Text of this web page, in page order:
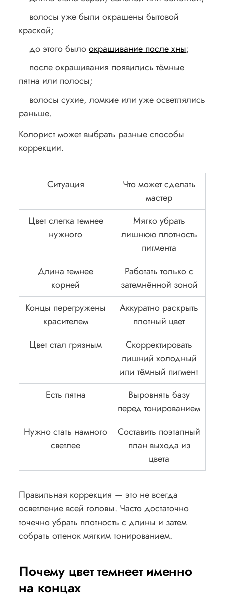
волосы уже были окрашены бытовой
краской;
до этого былоокрашивание после хны;
после окрашивания появились тёмные
пятна или полосы;
волосы сухие, ломкие или уже осветлялись
раньше.
Колорист может выбрать разные способы
коррекции.
Ситуация
Что может сделать
мастер
Цвет слегка темнее
нужного
Мягко убрать
лишнюю плотность
пигмента
Длина темнее
корней
Работать только с
затемнённой зоной
Концы перегружены
красителем
Аккуратно раскрыть
плотный цвет
Цвет стал грязным
Скорректировать
лишний холодный
или тёмный пигмент
Есть пятна
Выровнять базу
перед тонированием
Нужно стать намного
светлее
Составить поэтапный
план выхода из
цвета
Правильная коррекция — это не всегда
осветление всей головы. Часто достаточно
точечно убрать плотность с длины и затем
собрать оттенок мягким тонированием.
Почему цвет темнеет именно
на концах